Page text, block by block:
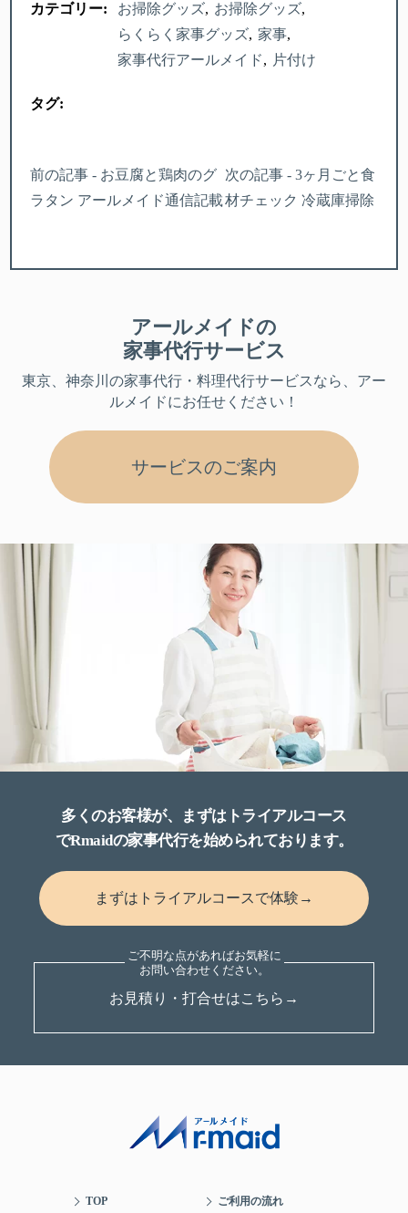
カテゴリー: お掃除グッズ
お掃除グッズ
らくらく家事グッズ
家事
家事代行アールメイド
片付け
タグ:
前の記事 - お豆腐と鶏肉のグ
ラタン アールメイド通信記載
次の記事 - 3ヶ月ごと食
材チェック 冷蔵庫掃除
アールメイドの
家事代行サービス
東京、神奈川 の家事代行・料理代行サービスなら、アー
ルメイドにお任せください！
サービスのご案内
多くのお客様が、まずはトライアルコース
でRmaidの家事代行を始められております。
まずはトライアルコースで体験→
お見積り・打合せはこちら→
TOP ご利用の流れ